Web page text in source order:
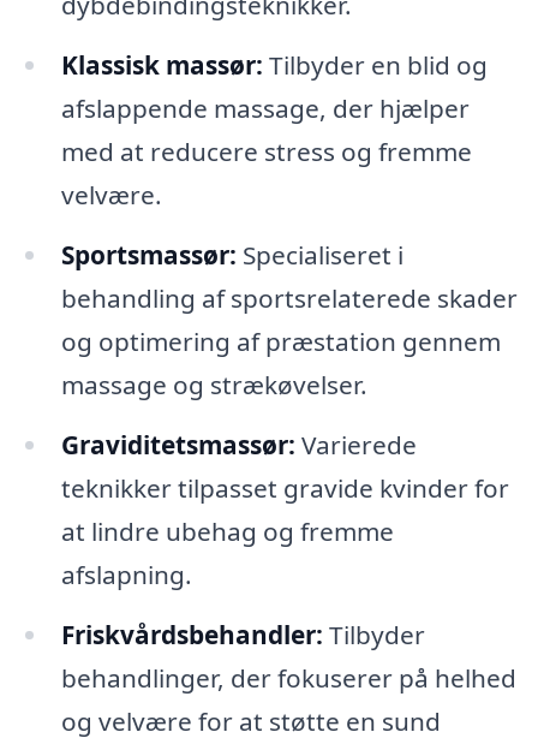
Klassisk massør: Tilbyder en blid og
afslappende massage, der hjælper
med at reducere stress og fremme
velvære.
Sportsmassør: Specialiseret i
behandling af sportsrelaterede skader
og optimering af præstation gennem
massage og strækøvelser.
Graviditetsmassør: Varierede
teknikker tilpasset gravide kvinder for
at lindre ubehag og fremme
afslapning.
Friskvårdsbehandler: Tilbyder
behandlinger, der fokuserer på helhed
og velvære for at støtte en sund